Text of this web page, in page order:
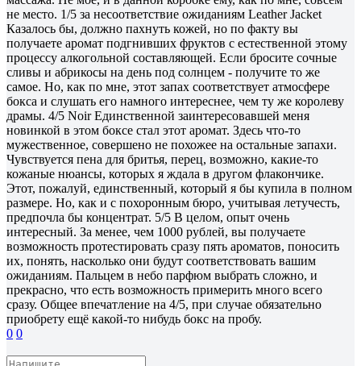
не место. 1/5 за несоответствие ожиданиям Leather Jacket
Казалось бы, должно пахнуть кожей, но по факту вы
получаете аромат подгнивших фруктов с естественной этому
процессу алкогольной составляющей. Если бросите сочные
сливы и абрикосы на день под солнцем - получите то же
самое. Но, как по мне, этот запах соответствует атмосфере
бокса и слушать его намного интереснее, чем ту же королеву
драмы. 4/5 Noir Единственной заинтересовавшей меня
новинкой в этом боксе стал этот аромат. Здесь что-то
мужественное, совершено не похожее на остальные запахи.
Чувствуется пена для бритья, перец, возможно, какие-то
кожаные нюансы, которых я ждала в другом флакончике.
Этот, пожалуй, единственный, который я бы купила в полном
размере. Но, как и с похоронным бюро, учитывая летучесть,
предпочла бы концентрат. 5/5 В целом, опыт очень
интересный. За менее, чем 1000 рублей, вы получаете
возможность протестировать сразу пять ароматов, поносить
их, понять, насколько они будут соответствовать вашим
ожиданиям. Пальцем в небо парфюм выбрать сложно, и
прекрасно, что есть возможность примерить много всего
сразу. Общее впечатление на 4/5, при случае обязательно
приобрету ещё какой-то нибудь бокс на пробу.
0 0